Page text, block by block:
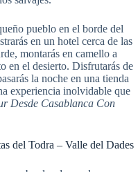
pueblo en el borde del
en un hotel cerca de las
montarás en camello a
en el desierto. Disfrutarás de
la noche en una tienda
experiencia inolvidable que
Desde Casablanca Con
del Todra – Valle del Dades